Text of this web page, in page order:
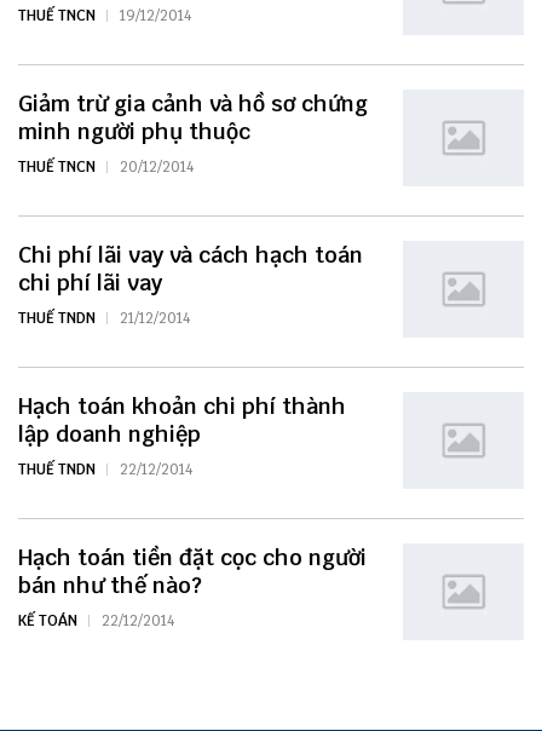
THUẾ TNCN 19/12/2014
Giảm trừ gia cảnh và hồ sơ chứng
minh người phụ thuộc
THUẾ TNCN 20/12/2014
Chi phí lãi vay và cách hạch toán
chi phí lãi vay
THUẾ TNDN 21/12/2014
Hạch toán khoản chi phí thành
lập doanh nghiệp
THUẾ TNDN 22/12/2014
Hạch toán tiền đặt cọc cho người
bán như thế nào?
KẾ TOÁN 22/12/2014